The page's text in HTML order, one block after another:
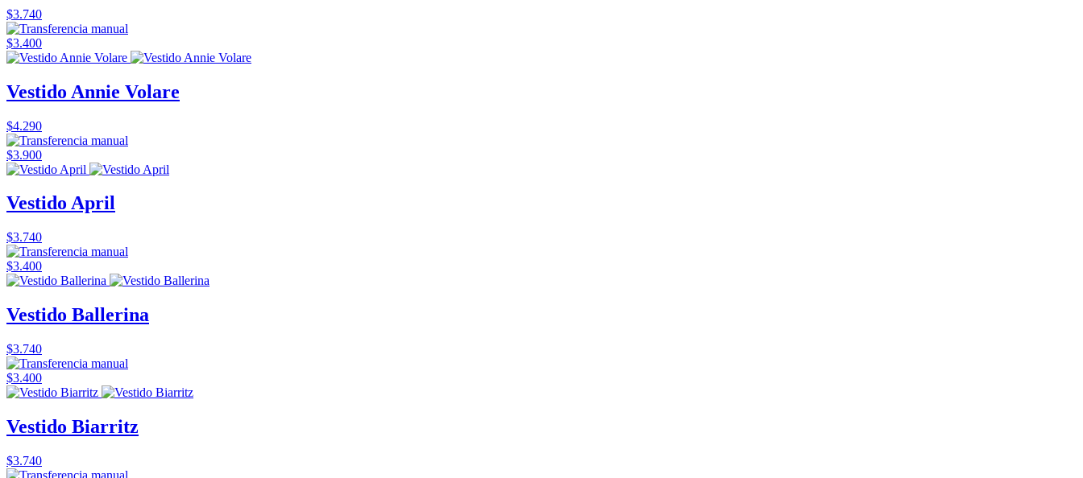
$3.740
$3.400
Vestido Annie Volare
$4.290
$3.900
Vestido April
$3.740
$3.400
Vestido Ballerina
$3.740
$3.400
Vestido Biarritz
$3.740